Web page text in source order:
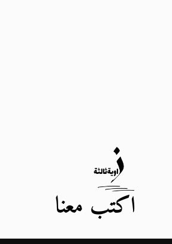
اكتب معنا